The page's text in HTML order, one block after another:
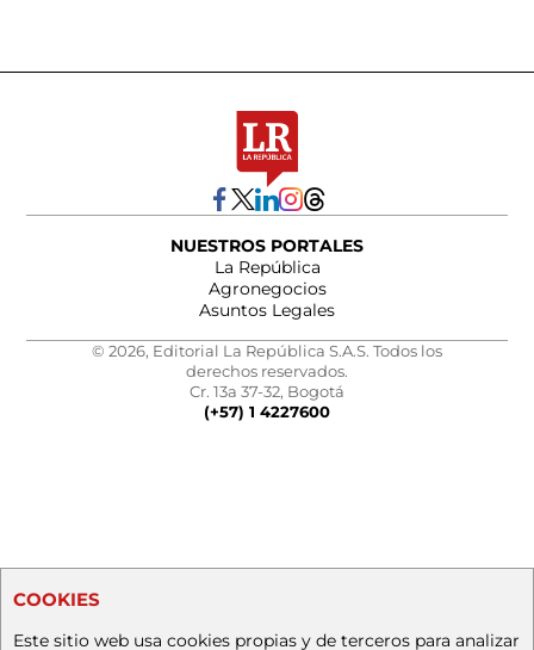
NUESTROS PORTALES
La República
Agronegocios
Asuntos Legales
© 2026, Editorial La República S.A.S. Todos los
derechos reservados.
Cr. 13a 37-32, Bogotá
(+57) 1 4227600
COOKIES
Este sitio web usa cookies propias y de terceros para analizar